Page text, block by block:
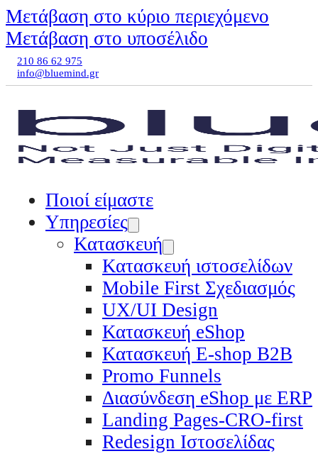
Μετάβαση στο κύριο περιεχόμενο
Μετάβαση στο υποσέλιδο
210 86 62 975
info@bluemind.gr
Ποιοί είμαστε
Υπηρεσίες
Κατασκευή
Κατασκευή ιστοσελίδων
Mobile First Σχεδιασμός
UX/UI Design
Κατασκευή eShop
Κατασκευή E-shop B2B
Promo Funnels
Διασύνδεση eShop με ERP
Landing Pages-CRO-first
Redesign Ιστοσελίδας